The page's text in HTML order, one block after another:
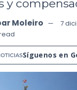
y
Moleiro
7
Síguenos en